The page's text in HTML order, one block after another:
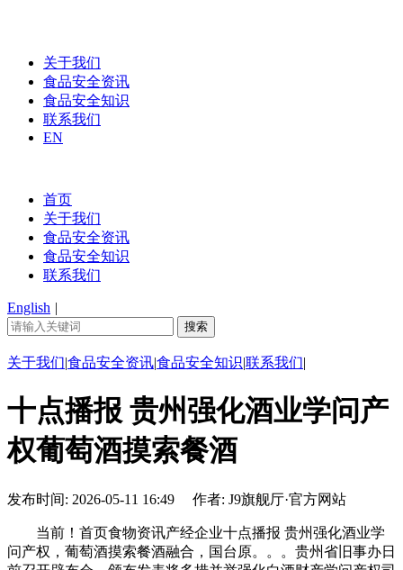
关于我们
食品安全资讯
食品安全知识
联系我们
EN
首页
关于我们
食品安全资讯
食品安全知识
联系我们
English |
关于我们|食品安全资讯|食品安全知识|联系我们|
十点播报 贵州强化酒业学问产
权葡萄酒摸索餐酒
发布时间: 2026-05-11 16:49 作者: J9旗舰厅·官方网站
当前！首页食物资讯产经企业十点播报 贵州强化酒业学
问产权，葡萄酒摸索餐酒融合，国台原。。。贵州省旧事办日